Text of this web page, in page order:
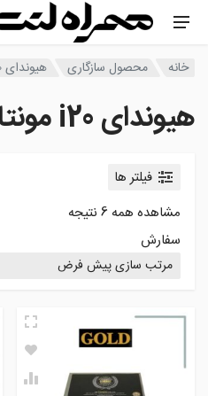
خانه محصول سازگاری هیوندای i20 مونتاژ
هیوندای i20 مونتاژ
فیلتر ها
مشاهده همه 6 نتیجه
سفارش